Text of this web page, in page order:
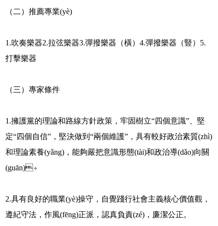
（二）推薦專業(yè)
1.吹奏樂器2.拉弦樂器3.彈撥樂器（橫）4.彈撥樂器（豎）5.
打擊樂器
（三）專家條件
1.擁護黨的理論和路線方針政策，牢固樹立“四個意識”、堅
定“四個自信”，堅決做到“兩個維護”，具有較好政治素質(zhì)
和理論素養(yǎng)，能夠嚴把意識形態(tài)和政治導(dǎo)向關
(guān)。
2.具有良好的職業(yè)操守，自覺踐行社會主義核心價值觀，
遵紀守法，作風(fēng)正派，認真負責(zé)，廉潔公正。